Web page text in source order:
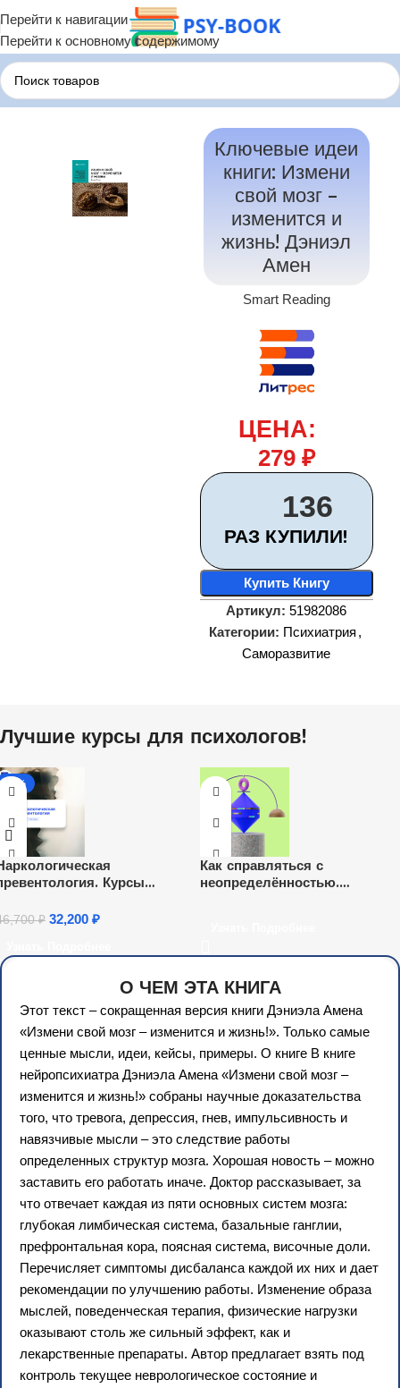
Перейти к навигации
Перейти к основному содержимому
Главная Психологические Книги Психиатрия
Ключевые идеи
книги: Измени
свой мозг –
изменится и
жизнь! Дэниэл
Амен
Smart Reading
ЦЕНА:
279 ₽
136
РАЗ КУПИЛИ!
Купить Книгу
Артикул:51982086
Категории: Психиатрия ,
Саморазвитие
Лучшие курсы для психологов!
-31%
Курсы
₽ 32,200 ₽
Как справляться с
неопределён­ностью.
О ЧЕМ ЭТА КНИГА
Этот текст – сокращенная версия книги Дэниэла Амена
«Измени свой мозг – изменится и жизнь!». Только самые
ценные мысли, идеи, кейсы, примеры. О книге В книге
нейропсихиатра Дэниэла Амена «Измени свой мозг –
изменится и жизнь!» собраны научные доказательства
того, что тревога, депрессия, гнев, импульсивность и
навязчивые мысли – это следствие работы
определенных структур мозга. Хорошая новость – можно
заставить его работать иначе. Доктор рассказывает, за
что отвечает каждая из пяти основных систем мозга:
глубокая лимбическая система, базальные ганглии,
префронтальная кора, поясная система, височные доли.
Перечисляет симптомы дисбаланса каждой их них и дает
рекомендации по улучшению работы. Изменение образа
мыслей, поведенческая терапия, физические нагрузки
оказывают столь же сильный эффект, как и
лекарственные препараты. Автор предлагает взять под
контроль текущее неврологическое состояние и